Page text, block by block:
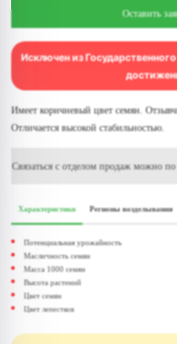
Оставить
Исключен из
Имеет коричневый цвет семян.
Отличается высокой стабильностью.
Связаться с отделом продаж можно
Характеристики Регионы возделывания
Потенциальная урожайность
Масличность семян
Масса 1000 семян
Высота растений
Цвет семян
Цвет лепестков